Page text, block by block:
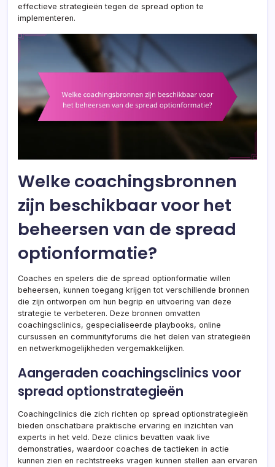
effectieve strategieën tegen de spread option te
implementeren.
Welke coachingsbronnen
zijn beschikbaar voor het
beheersen van de spread
optionformatie?
Coaches en spelers die de spread optionformatie willen
beheersen, kunnen toegang krijgen tot verschillende bronnen
die zijn ontworpen om hun begrip en uitvoering van deze
strategie te verbeteren. Deze bronnen omvatten
coachingsclinics, gespecialiseerde playbooks, online
cursussen en communityforums die het delen van strategieën
en netwerkmogelijkheden vergemakkelijken.
Aangeraden coachingsclinics voor
spread optionstrategieën
Coachingclinics die zich richten op spread optionstrategieën
bieden onschatbare praktische ervaring en inzichten van
experts in het veld. Deze clinics bevatten vaak live
demonstraties, waardoor coaches de tactieken in actie
kunnen zien en rechtstreeks vragen kunnen stellen aan ervaren